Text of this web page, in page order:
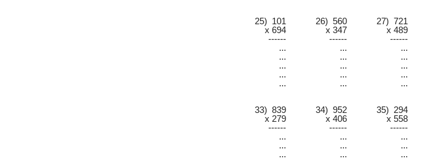
25) 101 26) 560 27) 721
x 694
x 347 x 489
------
------ ------
...
... ...
...
... ...
...
... ...
...
... ...
...
... ...
33) 839 34) 952 35) 294
x 279
x 406 x 558
------
------ ------
...
... ...
...
... ...
...
... ...